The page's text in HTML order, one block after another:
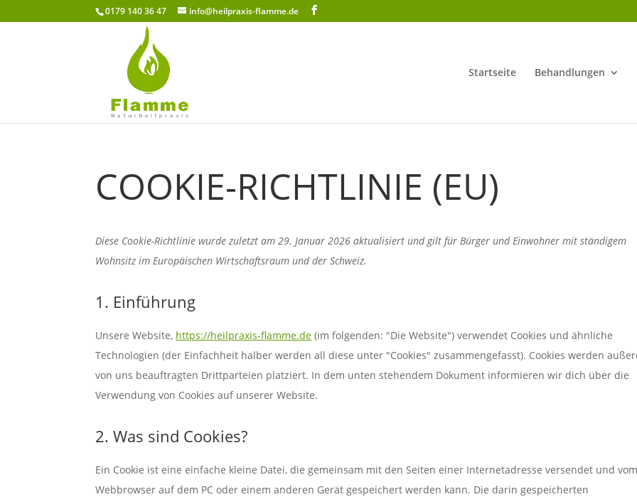
0179 140 36 47 info@heilpraxis-flamme.de
Startseite Behandlungen
COOKIE-RICHTLINIE (EU)
Diese Cookie-Richtlinie wurde zuletzt am 29. Januar 2026 aktualisiert und gilt für Bürger und Einwohner mit ständigem
Wohnsitz im Europäischen Wirtschaftsraum und der Schweiz.
1. Einführung
Unsere Website, https://heilpraxis-flamme.de (im folgenden: "Die Website") verwendet Cookies und ähnliche
Technologien (der Einfachheit halber werden all diese unter "Cookies" zusammengefasst). Cookies werden
von uns beauftragten Drittparteien platziert. In dem unten stehendem Dokument informieren wir dich über die
Verwendung von Cookies auf unserer Website.
2. Was sind Cookies?
Ein Cookie ist eine einfache kleine Datei, die gemeinsam mit den Seiten einer Internetadresse versendet und vom
Webbrowser auf dem PC oder einem anderen Gerät gespeichert werden kann. Die darin gespeicherten